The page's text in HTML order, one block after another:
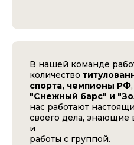
В нашей команде
количество
спорта, чемпионы РФ,
"Снежный барс" и
нас работают
своего дела,
и
работы с группой.